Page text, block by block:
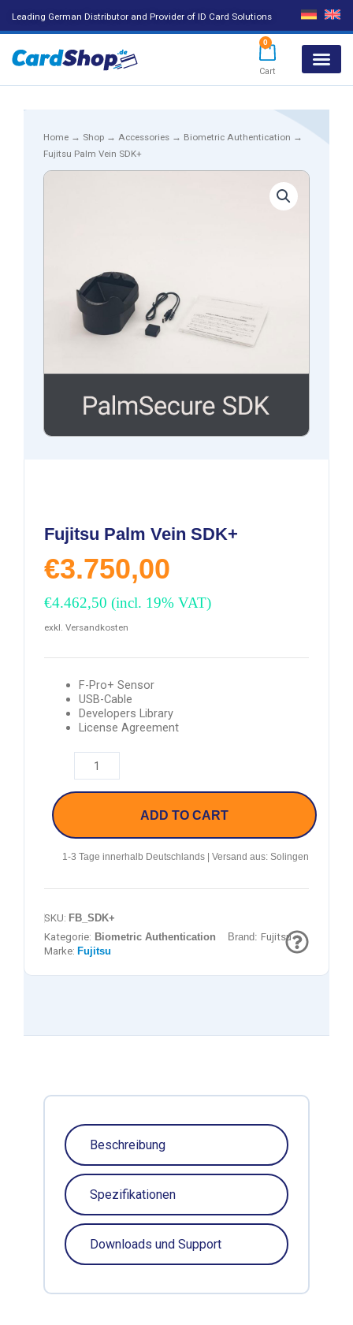
Leading German Distributor and Provider of ID Card Solutions
0
Cart
Home → Shop → Accessories → Biometric Authentication →
Fujitsu Palm Vein SDK+
Fujitsu Palm Vein SDK+
€3.750,00
€4.462,50 (incl. 19% VAT)
exkl. Versandkosten
F-Pro+ Sensor
USB-Cable
Developers Library
License Agreement
ADD TO CART
1-3 Tage innerhalb Deutschlands | Versand aus: Solingen
SKU: FB_SDK+
Kategorie: Biometric Authentication Brand: Fujitsu
Marke: Fujitsu
Beschreibung
Spezifikationen
Downloads und Support